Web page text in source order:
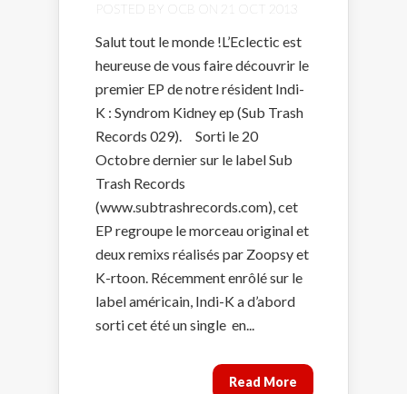
POSTED BY OCB ON 21 OCT 2013
Salut tout le monde !L’Eclectic est
heureuse de vous faire découvrir le
premier EP de notre résident Indi-
K : Syndrom Kidney ep (Sub Trash
Records 029). Sorti le 20
Octobre dernier sur le label Sub
Trash Records
(www.subtrashrecords.com), cet
EP regroupe le morceau original et
deux remixs réalisés par Zoopsy et
K-rtoon. Récemment enrôlé sur le
label américain, Indi-K a d’abord
sorti cet été un single en...
Read More